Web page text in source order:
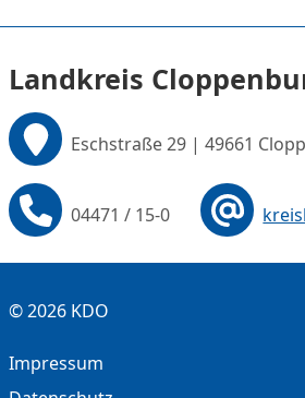
Landkreis
Eschstraße 29 | 49661
04471 / 15-0
© 2026 KDO
Impressum